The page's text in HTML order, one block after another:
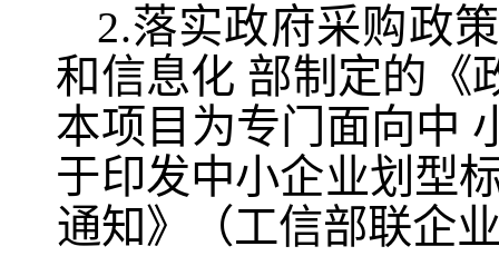
2.落实政府采购政
和信息化 部制定的《
本项目为专门面向中
于印发中小企业划型
通知》（工信部联企